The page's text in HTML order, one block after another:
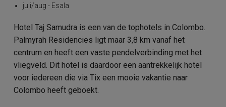
juli/aug - Esala
Hotel Taj Samudra is een van de tophotels in Colombo.
Palmyrah Residencies ligt maar 3,8 km vanaf het
centrum en heeft een vaste pendelverbinding met het
vliegveld. Dit hotel is daardoor een aantrekkelijk hotel
voor iedereen die via Tix een mooie vakantie naar
Colombo heeft geboekt.